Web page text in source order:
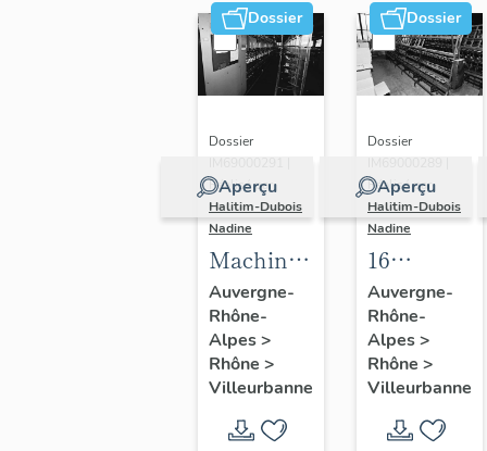
Dossier
Aperçu
Dossier
Réalisé par
Halitim-Dubois
Nadine
Machines
à
entrelacer,
machine
à bobiner,
machine
Auvergne-
Rhône-
Alpes>
Rhône >
Villeurbanne
Dossier
Aperçu
Dossier
Réalisé par
Halitim-Dubois
Nadine
16
machines
à bobiner,
8
machines
assembler,
Auvergne-
Rhône-
Alpes>
Rhône >
Villeurbanne